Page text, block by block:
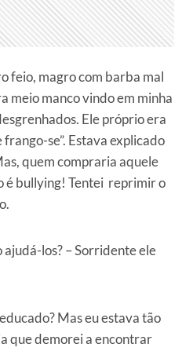
feio, magro com barba mal
meio manco vindo em minha
Ele próprio era
se”. Estava explicado
quem compraria aquele
é bullying! Tentei reprimir o
ajudá-los? – Sorridente ele
Mas eu estava tão
que demorei a encontrar